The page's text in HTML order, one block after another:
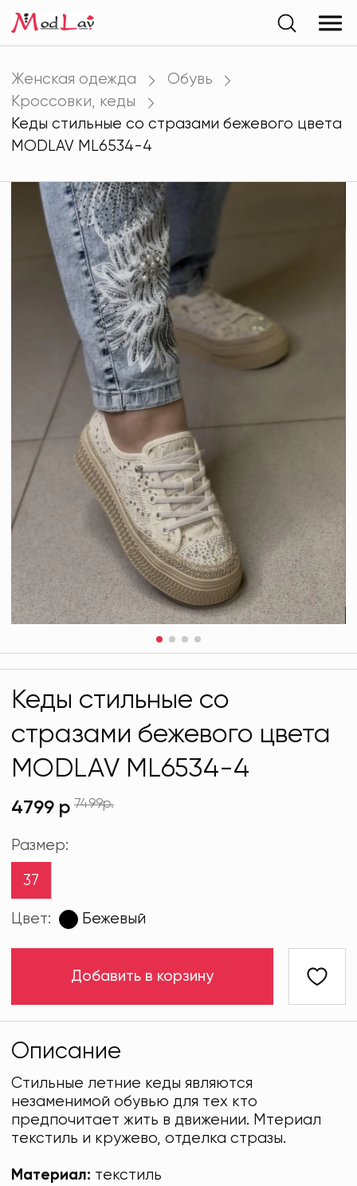
Женская одежда
Обувь
Кроссовки, кеды
Кеды стильные со стразами бежевого цвета
MODLAV ML6534-4
Кеды стильные со
стразами бежевого цвета
MODLAV ML6534-4
4799 р 7499р.
Размер:
37
Цвет: Бежевый
Добавить в корзину
Описание
Стильные летние кеды являются
незаменимой обувью для тех кто
предпочитает жить в движении. Мтериал
текстиль и кружево, отделка стразы.
Материал: текстиль